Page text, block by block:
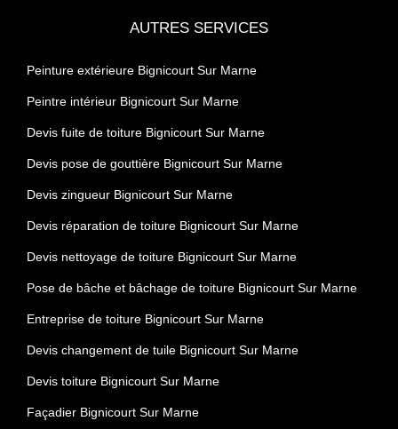
AUTRES SERVICES
Peinture extérieure Bignicourt Sur Marne
Peintre intérieur Bignicourt Sur Marne
Devis fuite de toiture Bignicourt Sur Marne
Devis pose de gouttière Bignicourt Sur Marne
Devis zingueur Bignicourt Sur Marne
Devis réparation de toiture Bignicourt Sur Marne
Devis nettoyage de toiture Bignicourt Sur Marne
Pose de bâche et bâchage de toiture Bignicourt Sur Marne
Entreprise de toiture Bignicourt Sur Marne
Devis changement de tuile Bignicourt Sur Marne
Devis toiture Bignicourt Sur Marne
Façadier Bignicourt Sur Marne